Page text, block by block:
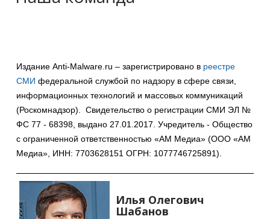
Издание Anti-Malware.ru – зарегистрировано в реестре
СМИ федеральной службой по надзору в сфере связи,
информационных технологий и массовых коммуникаций
(Роскомнадзор). Свидетельство о регистрации СМИ ЭЛ №
ФС 77 - 68398, выдано 27.01.2017. Учредитель - Общество
с ограниченной ответственностью «АМ Медиа» (ООО «АМ
Медиа», ИНН: 7703628151 ОГРН: 1077746725891).
Илья Олегович
Шабанов